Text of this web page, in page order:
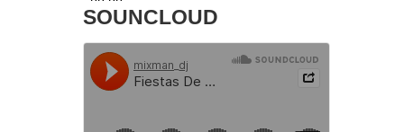
SOUNCLOUD